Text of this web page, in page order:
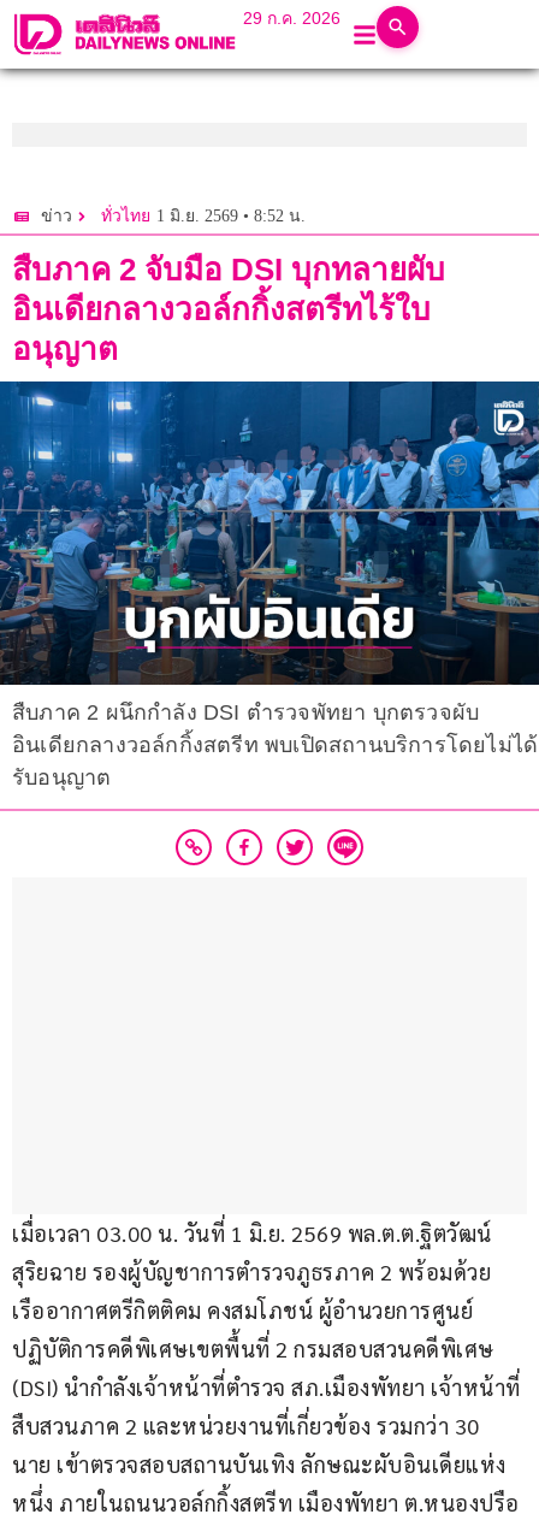
29 ก.ค. 2026
ข่าว ทั่วไทย 1 มิ.ย. 2569 • 8:52 น.
สืบภาค 2 จับมือ DSI บุกทลายผับ
อินเดียกลางวอล์กกิ้งสตรีทไร้ใบ
อนุญาต
สืบภาค 2 ผนึกกำลัง DSI ตำรวจพัทยา บุกตรวจผับ
อินเดียกลางวอล์กกิ้งสตรีท พบเปิดสถานบริการโดยไม่ได้
รับอนุญาต
เมื่อเวลา 03.00 น. วันที่ 1 มิ.ย. 2569 พล.ต.ต.ฐิตวัฒน์
สุริยฉาย รองผู้บัญชาการตำรวจภูธรภาค 2 พร้อมด้วย
เรืออากาศตรีกิตติคม คงสมโภชน์ ผู้อำนวยการศูนย์
ปฏิบัติการคดีพิเศษเขตพื้นที่ 2 กรมสอบสวนคดีพิเศษ
(DSI) นำกำลังเจ้าหน้าที่ตำรวจ สภ.เมืองพัทยา เจ้าหน้าที่
สืบสวนภาค 2 และหน่วยงานที่เกี่ยวข้อง รวมกว่า 30
นาย เข้าตรวจสอบสถานบันเทิง ลักษณะผับอินเดียแห่ง
หนึ่ง ภายในถนนวอล์กกิ้งสตรีท เมืองพัทยา ต.หนองปรือ